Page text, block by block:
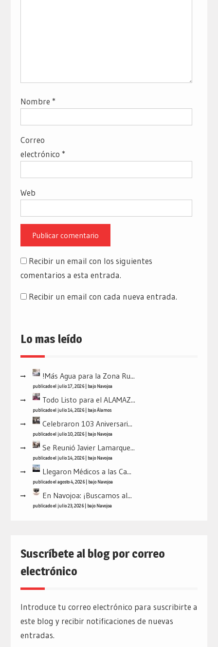
Nombre *
Correo
electrónico *
Web
Recibir un email con los siguientes
comentarios a esta entrada.
Recibir un email con cada nueva entrada.
Lo mas leído
!Más Agua para la Zona Ru...
publicado el julio 17, 2026| bajoNavojoa
Todo Listo para el ALAMAZ...
publicado el julio 14, 2026| bajoÁlamos
Celebraron 103 Aniversari...
publicado el julio 10, 2026| bajoNavojoa
Se Reunió Javier Lamarque...
publicado el julio 14, 2026| bajoNavojoa
Llegaron Médicos a las Ca...
publicado el agosto 4, 2026| bajoNavojoa
En Navojoa: ¡Buscamos al...
publicado el julio 23, 2026| bajoNavojoa
Suscríbete al blog por correo
electrónico
Introduce tu correo electrónico para suscribirte a
este blog y recibir notificaciones de nuevas
entradas.